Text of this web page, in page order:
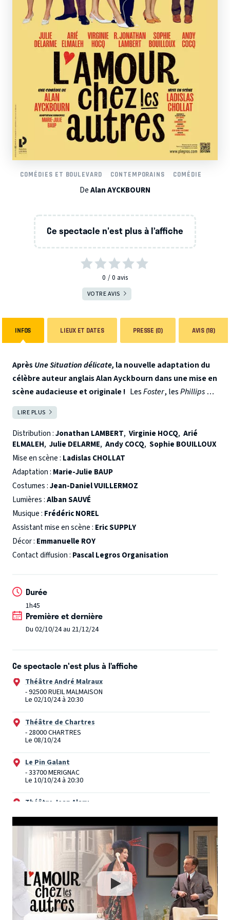
COMÉDIES ET BOULEVARD CONTEMPORAINS COMÉDIE
DeAlan AYCKBOURN
Ce spectacle n'est plus à l’affiche
0 0 avis
VOTRE AVIS
INFOS LIEUX ET DATES PRESSE (0) AVIS (18)
AprèsUne Situation délicate, la nouvelle adaptation du
célèbre auteur anglais Alan Ayckbourn dans une mise en
scène audacieuse et originale ! LesFoster, lesPhillips et
lesChestnutse connaissent bien, les trois hommes
travaillent ensemble.
monde etBob Phillipsespère devenir son numéro deux très
prochainement,William Pierreplumevient quant à lui
d’intégrer l'entreprise. Cependant,
Phillipsse connaissent encore mieux, car ils entretiennent
une liaison ! La veille encore, ils étaient ensemble et sont
rentrés dans leurs foyers respectifs trop tardivement et
trop éméchés pour ne pas éveiller les soupçons de leurs
conjoints. Pour se couvrir, ils décident de mentir en
prétendant chacun avoir passé la soirée avec le mari et la
femme Chestnut. Ignorant qu’ils servent d'alibi, les
Pour le meilleur, pour le pire et pour le rire.
LIRE PLUS
Distribution :Jonathan LAMBERT, Virginie HOCQ, Arié
ELMALEH, Julie DELARME, Andy COCQ, Sophie BOUILLOUX
Mise en scène : Ladislas CHOLLAT
Adaptation : Marie-Julie BAUP
Costumes :Jean-Daniel VUILLERMOZ
Lumières :Alban SAUVÉ
Musique : Frédéric NOREL
Assistant mise en scène : Eric SUPPLY
Décor : Emmanuelle ROY
Contact diffusion : Pascal Legros Organisation
Durée
1h45
Première et dernière
Du 02/10/24 au 21/12/24
Ce spectacle n'est plus à l’affiche
Théâtre André Malraux
- 92500 RUEIL MALMAISON
Le 02/10/24 à 20:30
Théâtre de Chartres
- 28000 CHARTRES
Le 08/10/24
Le Pin Galant
- 33700 MERIGNAC
Le 10/10/24 à 20:30
Théâtre Jean Alary
Théâtre Gabrielle Robinne
- 03100 MONTLUCON
billetterie@mairie-montlucon.fr
Grand Théâtre de Calais
- 62100 CALAIS
Le 17/10/24